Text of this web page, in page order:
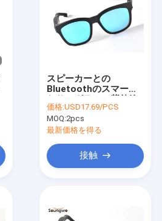
スピーカーとの
Bluetoothのスマート
保護を取り消す騒音
価格:USD17.69/PCS
MOQ:2pcs
最新価格を得る
接触